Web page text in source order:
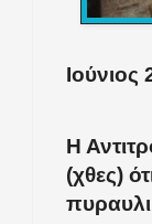
Η
(χθες)